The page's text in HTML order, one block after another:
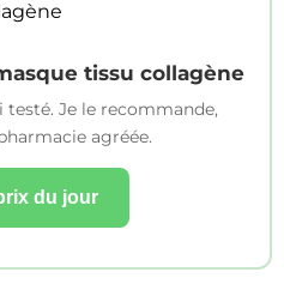
tissu collagène
testé. Je le recommande,
agréée.
du jour